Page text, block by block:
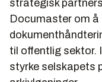
strategisk
Documaster om
til offentlig sektor.
styrke selskapets